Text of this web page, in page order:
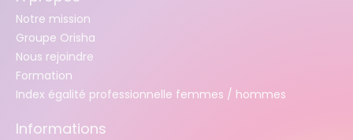
Notre mission
Groupe Orisha
Nous rejoindre
Formation
Index égalité professionnelle femmes / hommes
Informations